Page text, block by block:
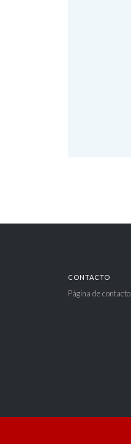
CONTACTO
Página de contacto